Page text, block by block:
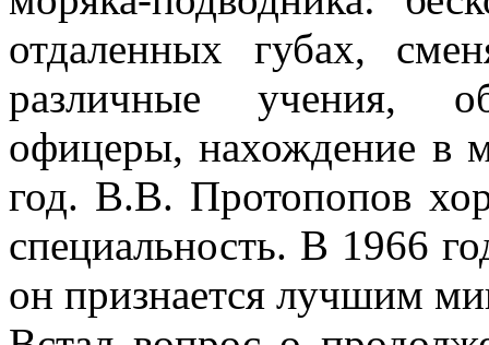
отдаленных губах,
различные учения,
офицеры, нахождение в
год. В.В. Протопопов
специальность. В 1966
он признается лучшим